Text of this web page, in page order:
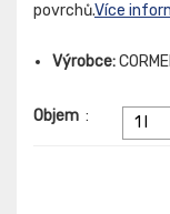
povrchů.Více
Výrobce:
Objem : 1 l